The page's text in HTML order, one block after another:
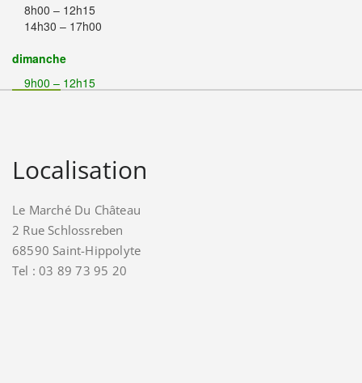
8h00 – 12h15
14h30 – 17h00
dimanche
9h00 – 12h15
Localisation
Le Marché Du Château
2 Rue Schlossreben
68590 Saint-Hippolyte
Tel : 03 89 73 95 20